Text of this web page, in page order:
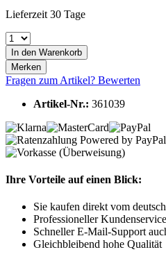
Lieferzeit 30 Tage
In den Warenkorb
Merken
Fragen zum Artikel? Bewerten
Artikel-Nr.: 361039
Ihre Vorteile auf einen Blick:
Sie kaufen direkt vom
Professioneller
Schneller E-Mail-Support
Gleichbleibend hohe Qualität